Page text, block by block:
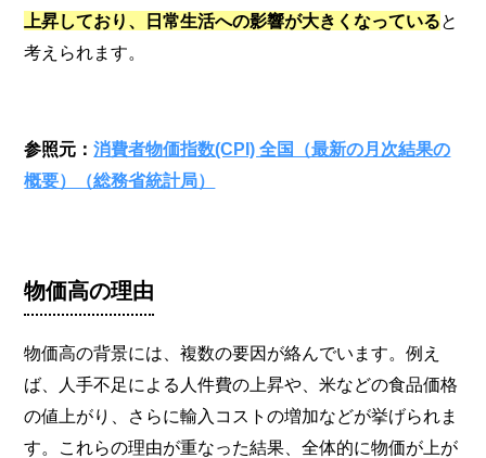
上昇しており、日常生活への影響が大きくなっていると
考えられます。
参照元：消費者物価指数(CPI) 全国（最新の月次結果の
概要）（総務省統計局）
物価高の理由
物価高の背景には、複数の要因が絡んでいます。例え
ば、人手不足による人件費の上昇や、米などの食品価格
の値上がり、さらに輸入コストの増加などが挙げられま
す。これらの理由が重なった結果、全体的に物価が上が